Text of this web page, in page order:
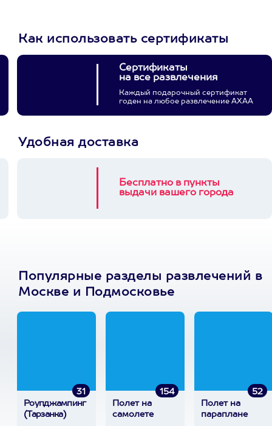
Как использовать сертификаты
Сертификаты
на все развлечения
Каждый подарочный сертификат
годен на любое развлечение АХАА
Удобная доставка
Бесплатно в пункты
выдачи вашего города
Популярные разделы развлечений в
Москве и Подмосковье
31
Роупджампинг
(Тарзанка)
154
Полет на
самолете
52
Полет на
параплане